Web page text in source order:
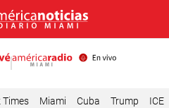
Times Miami Cuba Trump ICE